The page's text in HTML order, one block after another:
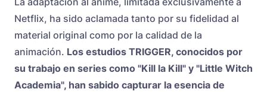
Netflix, ha sido aclamada tanto por su fidelidad al
material original como por la calidad de la
animación. Los estudios TRIGGER, conocidos por
su trabajo en series como "Kill la Kill" y "Little Witch
Academia", han sabido capturar la esencia de